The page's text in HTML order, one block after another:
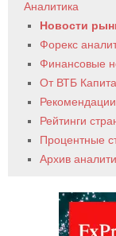
Аналитика
Новости
Форекс
Финансовые
От ВТБ
Рейтинги
Процентные
Архив